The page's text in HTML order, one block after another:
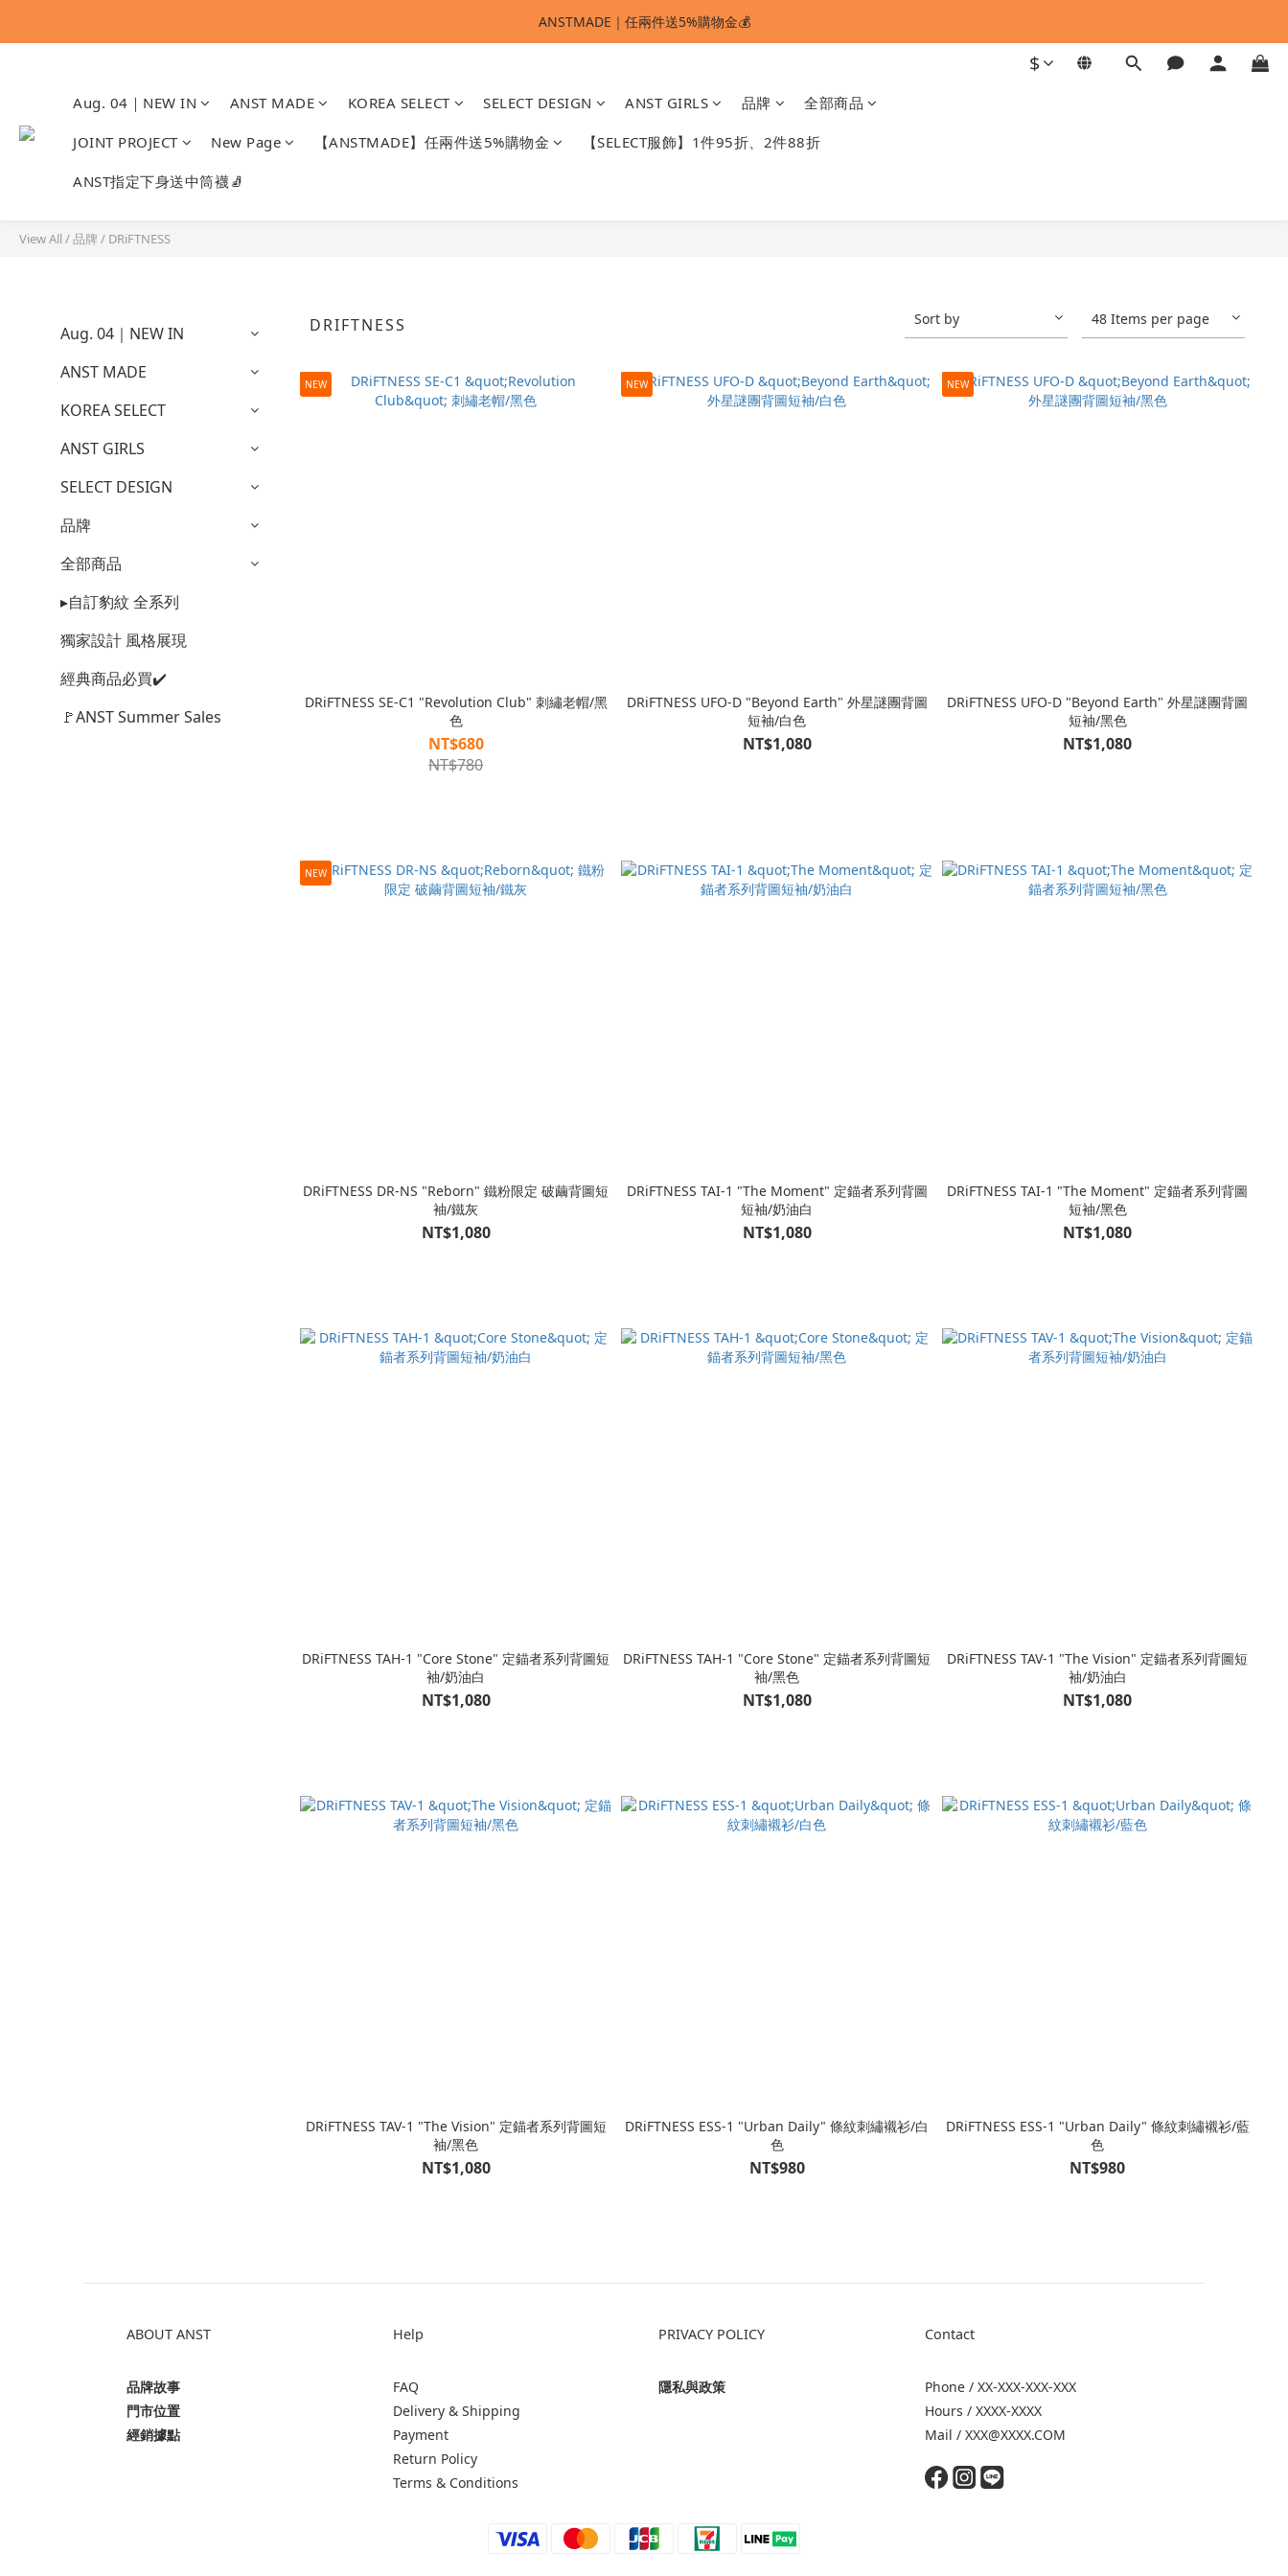
ANSTMADE｜任兩件送5%購物金💰
ANSTMADE｜任兩件送5%購物金💰
多重好禮滿額贈🔥
ANSTMADE｜任兩件送5%購物金💰
$
Aug. 04｜NEW IN ANST MADE KOREA SELECT SELECT DESIGN ANST GIRLS 品牌 全部商品
JOINT PROJECT New Page 【ANSTMADE】任兩件送5%購物金 【SELECT服飾】1件95折、2件88折
ANST指定下身送中筒襪🧦
View All/品牌 / DRiFTNESS
Aug. 04｜NEW IN
ANST MADE
KOREA SELECT
ANST GIRLS
SELECT DESIGN
品牌
全部商品
▸自訂豹紋 全系列
獨家設計 風格展現
經典商品必買✔️
🚩ANST Summer Sales
DRIFTNESS Sort by 48 Items per page
NEW
DRiFTNESS SE-C1 "Revolution Club" 刺繡老帽/黑
色
NT$680
NT$780
NEW
DRiFTNESS UFO-D "Beyond Earth" 外星謎團背圖
短袖/白色
NT$1,080
NEW
DRiFTNESS UFO-D "Beyond Earth" 外星謎團背圖
短袖/黑色
NT$1,080
NEW
DRiFTNESS DR-NS "Reborn" 鐵粉限定 破繭背圖短
袖/鐵灰
NT$1,080
DRiFTNESS TAI-1 "The Moment" 定錨者系列背圖
短袖/奶油白
NT$1,080
DRiFTNESS TAI-1 "The Moment" 定錨者系列背圖
短袖/黑色
NT$1,080
DRiFTNESS TAH-1 "Core Stone" 定錨者系列背圖短
袖/奶油白
NT$1,080
DRiFTNESS TAH-1 "Core Stone" 定錨者系列背圖短
袖/黑色
NT$1,080
DRiFTNESS TAV-1 "The Vision" 定錨者系列背圖短
袖/奶油白
NT$1,080
DRiFTNESS TAV-1 "The Vision" 定錨者系列背圖短
袖/黑色
NT$1,080
DRiFTNESS ESS-1 "Urban Daily" 條紋刺繡襯衫/白
色
NT$980
DRiFTNESS ESS-1 "Urban Daily" 條紋刺繡襯衫/藍
色
NT$980
ABOUT ANST
品牌故事
門市位置
經銷據點
Help
FAQ
Delivery & Shipping
Payment
Return Policy
Terms & Conditions
PRIVACY POLICY
隱私與政策
Contact
Phone / XX-XXX-XXX-XXX
Hours / XXXX-XXXX
Mail / XXX@XXXX.COM